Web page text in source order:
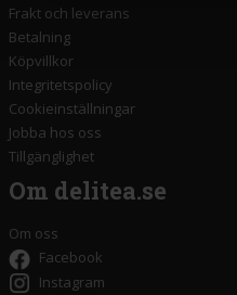
Frakt och leverans
Betalning
Köpvillkor
Integritetspolicy
Cookieinställningar
Jobba hos oss
Tillgänglighet
Om delitea.se
Om oss
Facebook
Instagram